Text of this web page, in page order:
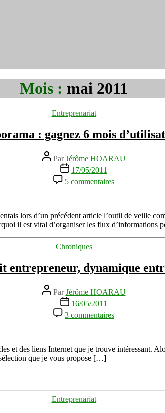
Mois : mai 2011
Catégories
Entreprenariat
: gagnez 6 mois
Auteur
de
l’article
ParJérôme HOARAU
Date
de
l’article
17/05/2011
5 commentaires
Concours
gagnez
6
lors d’un précédent article l’outil de veille
il est vital d’organiser les flux
Catégories
Chroniques
entrepreneur, dynamique
Auteur
de
l’article
ParJérôme HOARAU
Date
de
l’article
16/05/2011
3 commentaires
Trouvailles
:
et
et des liens Internet que je trouve intéressant.
que je vous propose […]
Catégories
Entreprenariat